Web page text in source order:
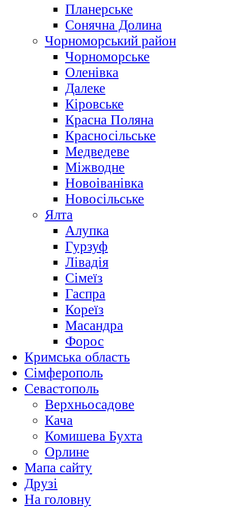
Планерське
Сонячна Долина
Чорноморський район
Чорноморське
Оленівка
Далеке
Кіровське
Красна Поляна
Красносільське
Медведеве
Міжводне
Новоіванівка
Новосільське
Ялта
Алупка
Гурзуф
Лівадія
Сімеїз
Гаспра
Кореїз
Масандра
Форос
Кримська область
Сімферополь
Севастополь
Верхньосадове
Кача
Комишева Бухта
Орлине
Мапа сайту
Друзі
На головну